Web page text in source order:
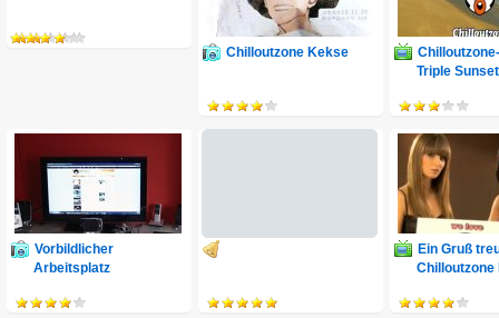
Chilloutzone Kekse
Triple Sunset
Vorbildlicher
Arbeitsplatz
Ein Gruß
Chilloutzone